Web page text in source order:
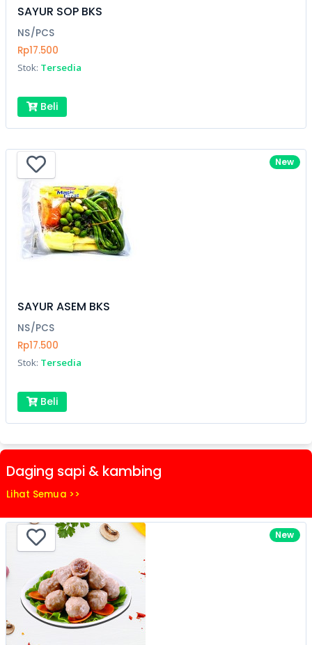
SAYUR SOP BKS
NS/PCS
Rp17.500
Stok: Tersedia
Beli
New
SAYUR ASEM BKS
NS/PCS
Rp17.500
Stok: Tersedia
Beli
Daging sapi & kambing
Lihat Semua >>
New